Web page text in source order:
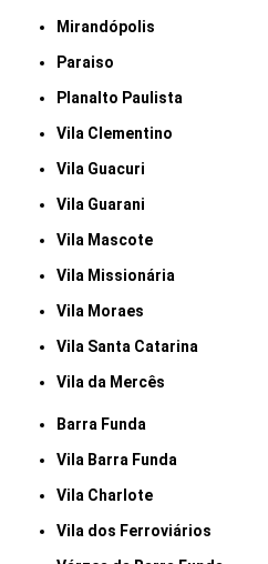
Mirandópolis
Paraiso
Planalto Paulista
Vila Clementino
Vila Guacuri
Vila Guarani
Vila Mascote
Vila Missionária
Vila Moraes
Vila Santa Catarina
Vila da Mercês
Barra Funda
Vila Barra Funda
Vila Charlote
Vila dos Ferroviários